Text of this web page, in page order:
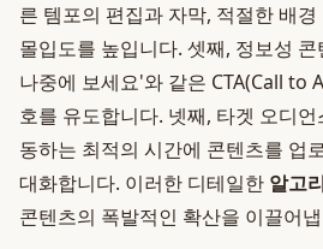
른 템포의 편집과 자막, 적절한 배
몰입도를 높입니다. 셋째, 정보성
나중에 보세요'와 같은 CTA(Call to
호를 유도합니다. 넷째, 타겟 오디
동하는 최적의 시간에 콘텐츠를 업
대화합니다. 이러한 디테일한 알고
콘텐츠의 폭발적인 확산을 이끌어